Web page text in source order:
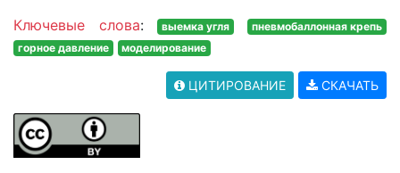
Ключевые слова: выемка угля
пневмобаллонная крепь
горное давление
моделирование
ЦИТИРОВАНИЕ СКАЧАТЬ